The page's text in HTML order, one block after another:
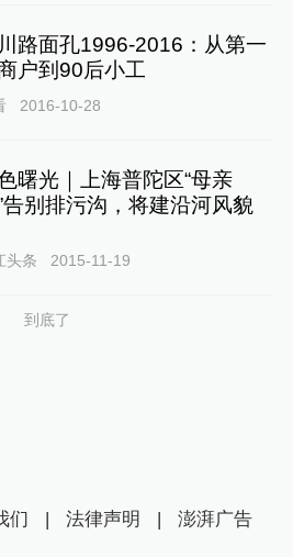
路面孔1996-2016：从第一
户到90后小工
2016-10-28
曙光｜上海普陀区“母亲
告别排污沟，将建沿河风貌
头条 2015-11-19
到底了
们 | 法律声明 | 澎湃广告